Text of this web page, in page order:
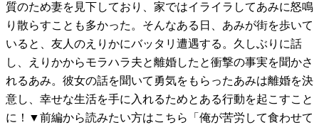
質のため妻を見下しており、家ではイライラしてあみに怒鳴
り散らすことも多かった。そんなある日、あみが街を歩いて
いると、友人のえりかにバッタリ遭遇する。久しぶりに話
し、えりかからモラハラ夫と離婚したと衝撃の事実を聞かさ
れるあみ。彼女の話を聞いて勇気をもらったあみは離婚を決
意し、幸せな生活を手に入れるためとある行動を起こすこと
に！▼前編から読みたい方はこちら「俺が苦労して食わせて